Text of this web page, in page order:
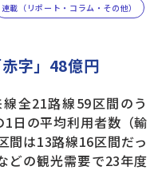
連載（リポート・コラム・その他）
字」48億円
全21路線59区間のう
日の平均利用者数（輸
間は13路線16区間だっ
どの観光需要で23年度